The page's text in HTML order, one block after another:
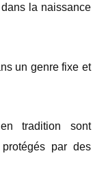
la naissance
un genre fixe et
tradition sont
par des